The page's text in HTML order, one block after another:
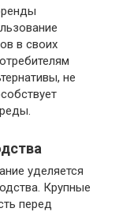
в своих
не
уделяется
Крупные
перед